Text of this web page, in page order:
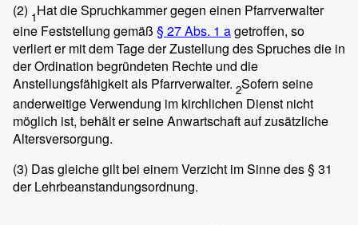
(2) 1Hat die Spruchkammer gegen einen Pfarrverwalter
eine Feststellung gemäß § 27 Abs. 1 agetroffen, so
verliert er mit dem Tage der Zustellung des Spruches die in
der Ordination begründeten Rechte und die
Anstellungsfähigkeit als Pfarrverwalter. 2Sofern seine
anderweitige Verwendung im kirchlichen Dienst nicht
möglich ist, behält er seine Anwartschaft auf zusätzliche
Altersversorgung.
(3) Das gleiche gilt bei einem Verzicht im Sinne des§ 31
der Lehrbeanstandungsordnung.